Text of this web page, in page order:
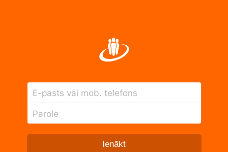
E-pasts vai mob. telefons
Parole
Ienākt